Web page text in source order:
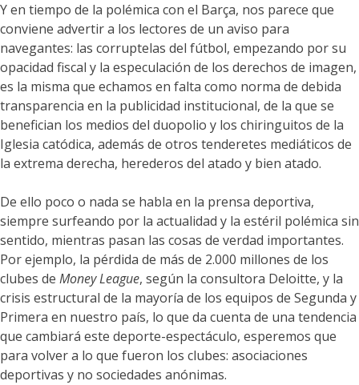
Y en tiempo de la polémica con el Barça, nos parece que
conviene advertir a los lectores de un aviso para
navegantes: las corruptelas del fútbol, empezando por su
opacidad fiscal y la especulación de los derechos de imagen,
es la misma que echamos en falta como norma de debida
transparencia en la publicidad institucional, de la que se
benefician los medios del duopolio y los chiringuitos de la
Iglesia catódica, además de otros tenderetes mediáticos de
la extrema derecha, herederos del atado y bien atado.
De ello poco o nada se habla en la prensa deportiva,
siempre surfeando por la actualidad y la estéril polémica sin
sentido, mientras pasan las cosas de verdad importantes.
Por ejemplo, la pérdida de más de 2.000 millones de los
clubes de Money League, según la consultora Deloitte, y la
crisis estructural de la mayoría de los equipos de Segunda y
Primera en nuestro país, lo que da cuenta de una tendencia
que cambiará este deporte-espectáculo, esperemos que
para volver a lo que fueron los clubes: asociaciones
deportivas y no sociedades anónimas.